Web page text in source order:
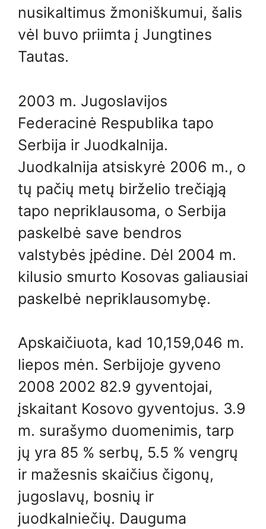
nusikaltimus žmoniškumui, šalis
vėl buvo priimta į Jungtines
Tautas.
2003 m. Jugoslavijos
Federacinė Respublika tapo
Serbija ir Juodkalnija.
Juodkalnija atsiskyrė 2006 m., o
tų pačių metų birželio trečiąją
tapo nepriklausoma, o Serbija
paskelbė save bendros
valstybės įpėdine. Dėl 2004 m.
kilusio smurto Kosovas galiausiai
paskelbė nepriklausomybę.
Apskaičiuota, kad 10,159,046 m.
liepos mėn. Serbijoje gyveno
2008 2002 82.9 gyventojai,
įskaitant Kosovo gyventojus. 3.9
m. surašymo duomenimis, tarp
jų yra 85 % serbų, 5.5 % vengrų
ir mažesnis skaičius čigonų,
jugoslavų, bosnių ir
juodkalniečių. Dauguma